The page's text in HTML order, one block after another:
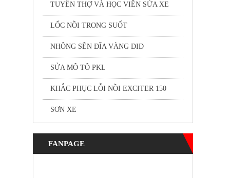
TUYỂN THỢ VÀ HỌC VIÊN SỬA XE
LỐC NỒI TRONG SUỐT
NHÔNG SÊN ĐĨA VÀNG DID
SỬA MÔ TÔ PKL
KHẮC PHỤC LỖI NỒI EXCITER 150
SƠN XE
FANPAGE